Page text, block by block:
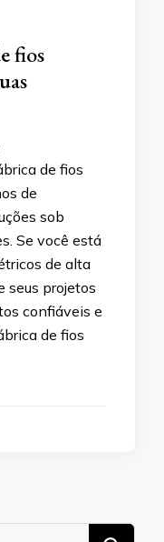
fios
de fios
de
sob
Se você está
de alta
seus projetos
confiáveis e
de fios